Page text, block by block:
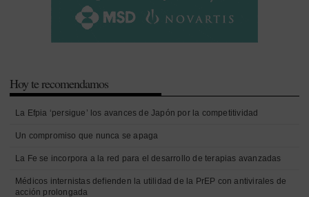
Hoy te recomendamos
La Efpia ‘persigue’ los avances de Japón por la competitividad
Un compromiso que nunca se apaga
La Fe se incorpora a la red para el desarrollo de terapias avanzadas
Médicos internistas defienden la utilidad de la PrEP con antivirales de
acción prolongada